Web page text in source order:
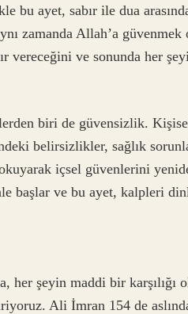
bu ayet, sabır ile dua
zamanda Allah’a güvenmek
vereceğini ve sonunda her
biri de güvensizlik.
belirsizlikler, sağlık
içsel güvenlerini
başlar ve bu ayet, kalpleri
her şeyin maddi bir karşılığı
Ali İmran 154 de